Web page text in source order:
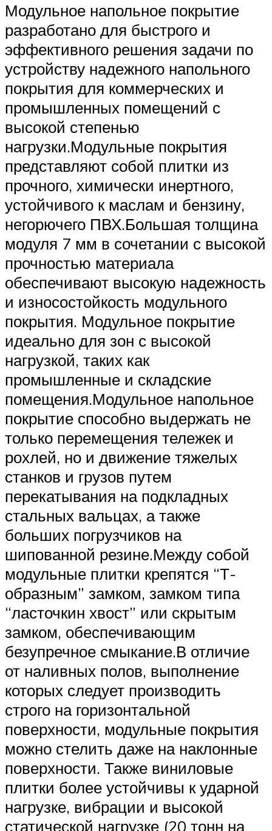
Модульное напольное покрытие
разработано для быстрого и
эффективного решения задачи по
устройству надежного напольного
покрытия для коммерческих и
промышленных помещений с
высокой степенью
нагрузки.Модульные покрытия
представляют собой плитки из
прочного, химически инертного,
устойчивого к маслам и бензину,
негорючего ПВХ.Большая толщина
модуля 7 мм в сочетании с высокой
прочностью материала
обеспечивают высокую надежность
и износостойкость модульного
покрытия. Модульное покрытие
идеально для зон с высокой
нагрузкой, таких как
промышленные и складские
помещения.Модульное напольное
покрытие способно выдержать не
только перемещения тележек и
рохлей, но и движение тяжелых
станков и грузов путем
перекатывания на подкладных
стальных вальцах, а также
больших погрузчиков на
шипованной резине.Между собой
модульные плитки крепятся “Т-
образным” замком, замком типа
“ласточкин хвост” или скрытым
замком, обеспечивающим
безупречное смыкание.В отличие
от наливных полов, выполнение
которых следует производить
строго на горизонтальной
поверхности, модульные покрытия
можно стелить даже на наклонные
поверхности. Также виниловые
плитки более устойчивы к ударной
нагрузке, вибрации и высокой
статической нагрузке (20 тонн на